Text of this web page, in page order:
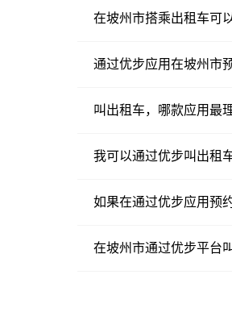
在坡州市搭乘出租车可
通过优步应用在坡州市
叫出租车，哪款应用最
我可以通过优步叫出租
如果在通过优步应用预
在坡州市通过优步平台